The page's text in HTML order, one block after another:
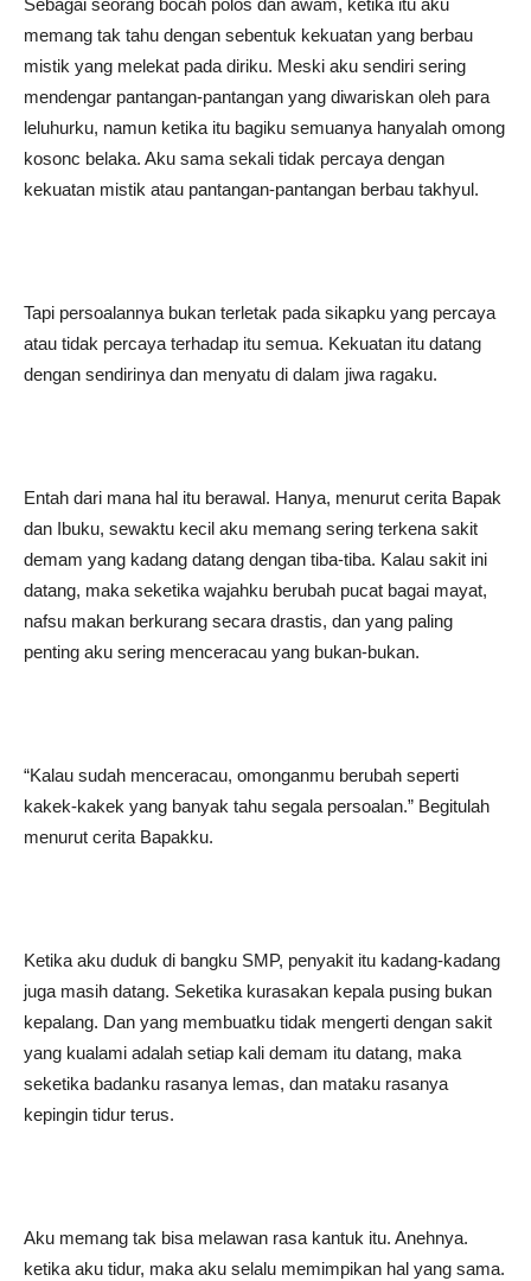
Sebagai seorang bocah polos dan awam, ketika itu aku
memang tak tahu dengan sebentuk kekuatan yang berbau
mistik yang melekat pada diriku. Meski aku sendiri sering
mendengar pantangan-pantangan yang diwariskan oleh para
leluhurku, namun ketika itu bagiku semuanya hanyalah omong
kosonc belaka. Aku sama sekali tidak percaya dengan
kekuatan mistik atau pantangan-pantangan berbau takhyul.
Tapi persoalannya bukan terletak pada sikapku yang percaya
atau tidak percaya terhadap itu semua. Kekuatan itu datang
dengan sendirinya dan menyatu di dalam jiwa ragaku.
Entah dari mana hal itu berawal. Hanya, menurut cerita Bapak
dan Ibuku, sewaktu kecil aku memang sering terkena sakit
demam yang kadang datang dengan tiba-tiba. Kalau sakit ini
datang, maka seketika wajahku berubah pucat bagai mayat,
nafsu makan berkurang secara drastis, dan yang paling
penting aku sering menceracau yang bukan-bukan.
“Kalau sudah menceracau, omonganmu berubah seperti
kakek-kakek yang banyak tahu segala persoalan.” Begitulah
menurut cerita Bapakku.
Ketika aku duduk di bangku SMP, penyakit itu kadang-kadang
juga masih datang. Seketika kurasakan kepala pusing bukan
kepalang. Dan yang membuatku tidak mengerti dengan sakit
yang kualami adalah setiap kali demam itu datang, maka
seketika badanku rasanya lemas, dan mataku rasanya
kepingin tidur terus.
Aku memang tak bisa melawan rasa kantuk itu. Anehnya.
ketika aku tidur, maka aku selalu memimpikan hal yang sama.